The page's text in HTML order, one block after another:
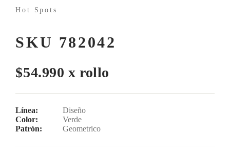
Hot Spots
SKU 782042
$54.990 x rollo
Línea:
Diseño
Color:
Verde
Patrón:
Geometrico